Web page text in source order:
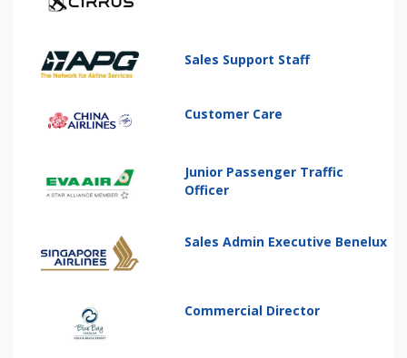
Sales Support Staff
Customer Care
Junior Passenger Traffic
Officer
Sales Admin Executive Benelux
Commercial Director